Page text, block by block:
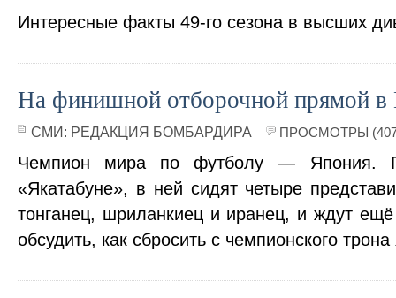
Интересные факты 49-го сезона в высших
На финишной отборочной прямой в
СМИ: РЕДАКЦИЯ БОМБАРДИРА ПРОСМОТРЫ
Чемпион мира по футболу — Япония.
«Якатабуне», в ней сидят четыре
тонганец, шриланкиец и иранец, и ждут
обсудить, как сбросить с чемпионского